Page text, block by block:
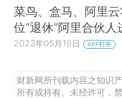
菜鸟、盒马、阿里
位“退休”阿里合伙人
2023年05月19日 APP打开
财新网所刊载内容之知识
所有或持有。未经许可，